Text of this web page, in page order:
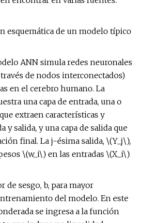
esquemática de un modelo típico
ANN simula redes neuronales
de nodos interconectados)
en el cerebro humano. La
una capa de entrada, una o
extraen características y
y salida, y una capa de salida que
final. La j-ésima salida, \(Y_j\),
\(w_i\) en las entradas \(X_i\)
de sesgo, b, para mayor
del modelo. En este
se ingresa a la función